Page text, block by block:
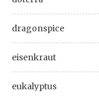
dragonspice
eisenkraut
eukalyptus